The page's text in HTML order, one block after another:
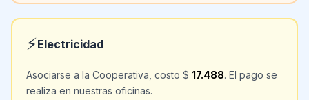
⚡Electricidad
Asociarse a la Cooperativa, costo $ 17.488. El pago se
realiza en nuestras oficinas.